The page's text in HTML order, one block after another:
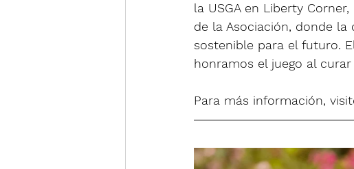
la USGA en Liberty
de la Asociación, donde
sostenible para el futuro.
honramos el juego al
Para más información,